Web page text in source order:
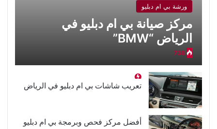
ورشة بي ام دبليو
مركز صيانة بي ام دبليو في
الرياض “BMW”
738
تعريب شاشات بي ام دبليو في الرياض
أفضل مركز فحص وبرمجة بي ام دبليو